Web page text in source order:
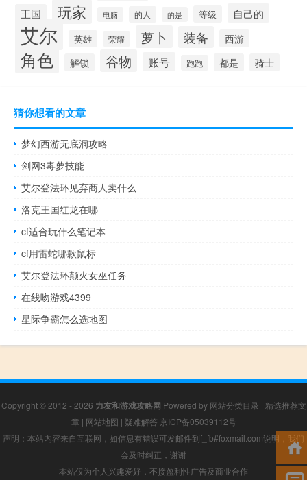
王国 玩家 电脑 的人 的是 等级 自己的
艾尔 英雄 荣耀 萝卜 装备 西游
角色 解锁 谷物 账号 跑跑 都是 骑士
猜你想看的文章
梦幻西游无底洞攻略
剑网3毒萝技能
艾尔登法环见弃商人卖什么
洛克王国红龙在哪
cf适合玩什么笔记本
cf用雷蛇哪款鼠标
艾尔登法环颠火女巫任务
在线吻游戏4399
星际争霸怎么选地图
Copyright © 2012 - 2026 力友和游戏攻略网 Powered by 网站分类目录 | 精选推荐文
章 | 网站地图 | 疑难解答 京ICP备05039112号
声明：本站内容来自互联网，如信息有错误可发邮件到f_fb#foxmail.com说明，我们
会及时纠正，谢谢
本站仅为个人兴趣爱好，不接盈利性广告及商业合作